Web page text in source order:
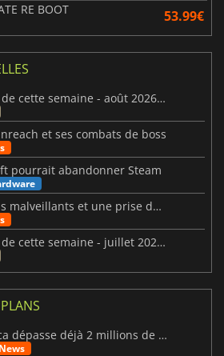
RE BOOT 53.99€
Sorties de jeux vidéo de cette semaine - août 2026 (semaine 32)
et ses combats de boss
pourrait abandonner Steam
Des cartes de logiciels malveillants et une prise de contrôle de Discord ont touché Meccha Chameleon
Sorties de jeux vidéo de cette semaine - juillet 2026 (semaine 31)
Resident Evil: Veronica dépasse déjà 2 millions de wishlists